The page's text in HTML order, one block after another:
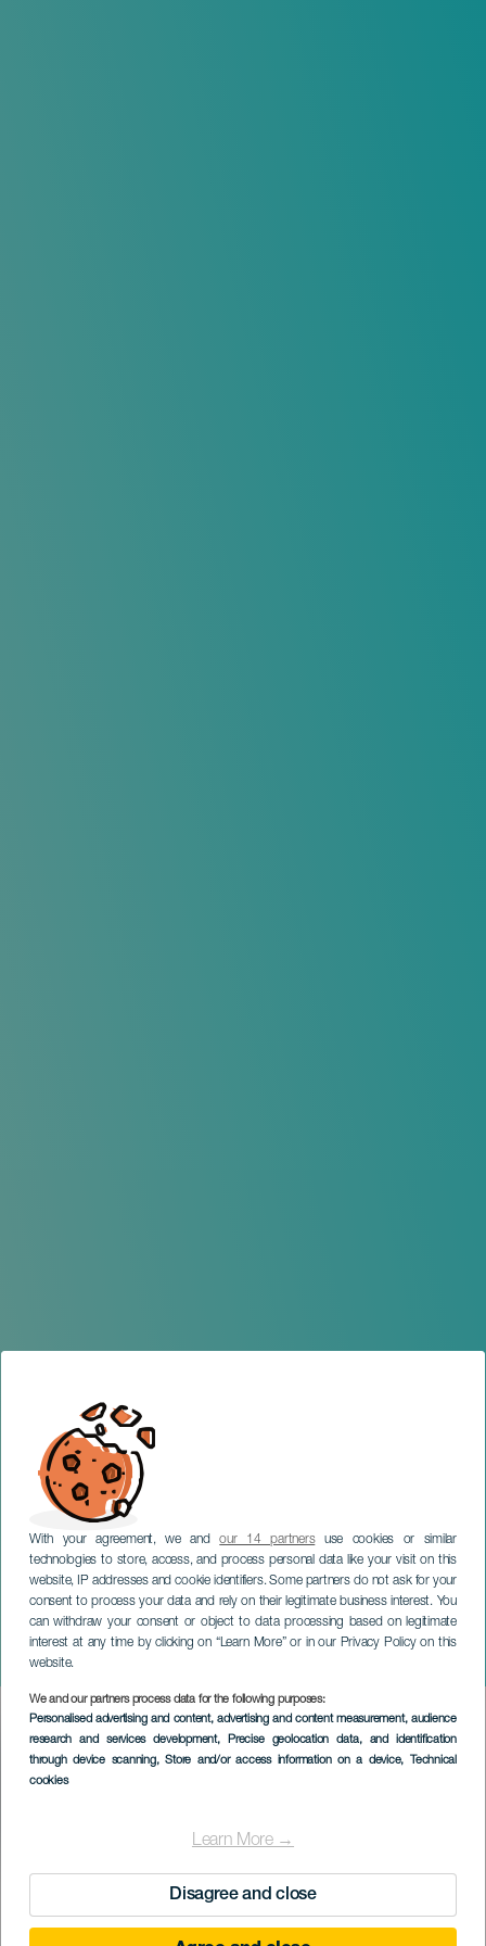
With your agreement, we andour 14 partnersuse cookies or similar
technologies to store, access, and process personal data like your visit on this
website, IP addresses and cookie identifiers. Some partners do not ask for your
consent to process your data and rely on their legitimate business interest. You
can withdraw your consent or object to data processing based on legitimate
interest at any time by clicking on “Learn More” or in our Privacy Policy on this
website.
We and our partners process data for the following purposes:
Personalised advertising and content, advertising and content measurement, audience
research and services development, Precise geolocation data, and identification
through device scanning, Store and/or access information on a device, Technical
cookies
Learn More →
Disagree and close
Cantajuego
TENERIFE
Imagen
Listado